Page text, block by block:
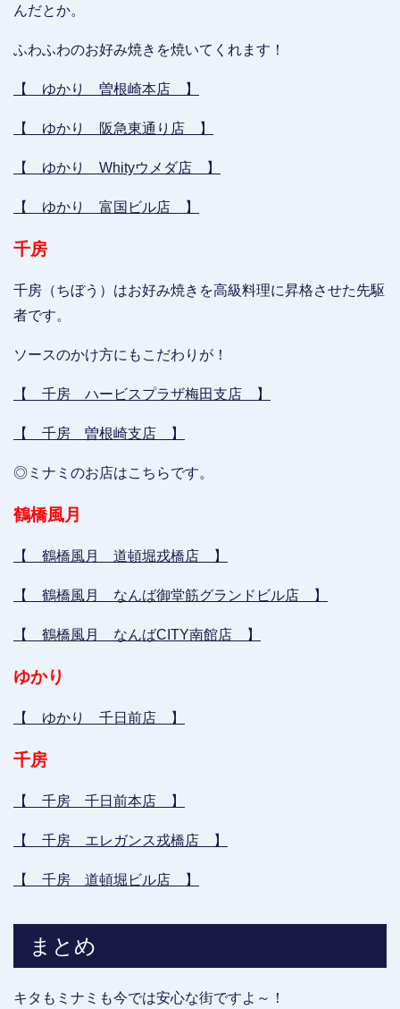
んだとか。
ふわふわのお好み焼きを焼いてくれます！
【 ゆかり 曽根崎本店 】
【 ゆかり 阪急東通り店 】
【 ゆかり Whityウメダ店 】
【 ゆかり 富国ビル店 】
千房
千房（ちぼう）はお好み焼きを高級料理に昇格させた先駆
者です。
ソースのかけ方にもこだわりが！
【 千房 ハービスプラザ梅田支店 】
【 千房 曽根崎支店 】
◎ミナミのお店はこちらです。
鶴橋風月
【 鶴橋風月 道頓堀戎橋店 】
【 鶴橋風月 なんば御堂筋グランドビル店 】
【 鶴橋風月 なんばCITY南館店 】
ゆかり
【 ゆかり 千日前店 】
千房
【 千房 千日前本店 】
【 千房 エレガンス戎橋店 】
【 千房 道頓堀ビル店 】
まとめ
キタもミナミも今では安心な街ですよ～！